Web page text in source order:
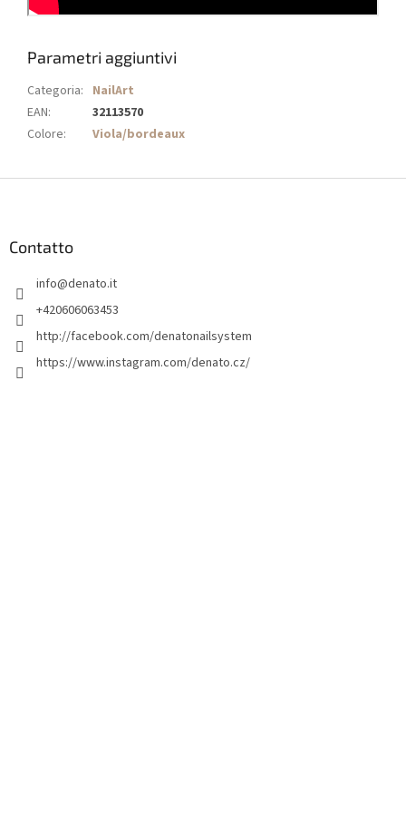
Parametri aggiuntivi
Categoria: NailArt
EAN:
32113570
Colore: Viola/bordeaux
Contatto
info@denato.it
+420606063453
http://facebook.com/denatonailsystem
https://www.instagram.com/denato.cz/